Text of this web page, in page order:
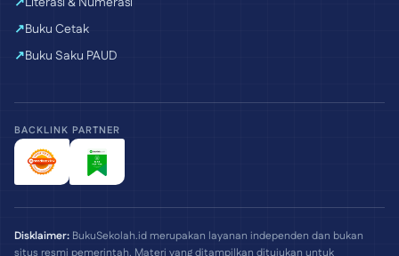
Buku Cetak
Buku Saku PAUD
BACKLINK PARTNER
Disklaimer: BukuSekolah.id merupakan layanan independen dan bukan
situs resmi pemerintah. Materi yang ditampilkan ditujukan untuk